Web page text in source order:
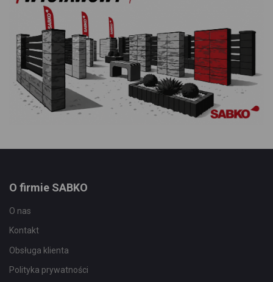
O firmie SABKO
O nas
Kontakt
Obsługa klienta
Polityka prywatności